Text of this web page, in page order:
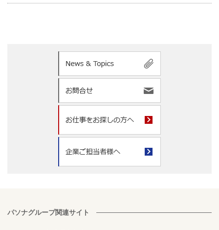
パソナグループ関連サイト